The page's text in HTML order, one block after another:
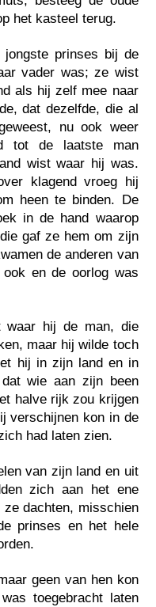
het kasteel terug.
jongste prinses bij de
vader was; ze wist
als hij zelf mee naar
dat dezelfde, die al
nu ook weer
tot de laatste man
wist waar hij was.
klagend vroeg hij
heen te binden. De
in de hand waarop
gaf ze hem om zijn
de anderen van
en de oorlog was
waar hij de man, die
maar hij wilde toch
hij in zijn land en in
wie aan zijn been
halve rijk zou krijgen
verschijnen kon in de
had laten zien.
van zijn land en uit
zich aan het ene
ze dachten, misschien
prinses en het hele
geen van hen kon
toegebracht laten